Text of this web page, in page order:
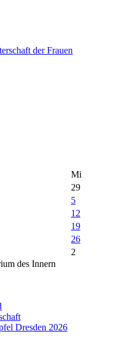
der Frauen
Mi
29
5
12
19
26
2